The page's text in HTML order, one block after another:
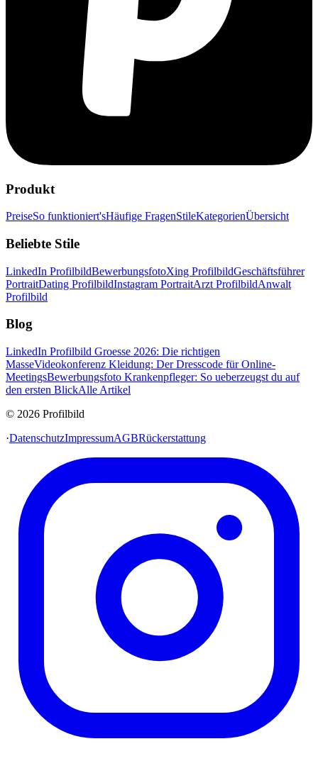
Produkt
PreiseSo funktioniert'sHäufige FragenStileKategorienÜbersicht
Beliebte Stile
LinkedIn ProfilbildBewerbungsfotoXing ProfilbildGeschäftsführer
PortraitDating ProfilbildInstagram PortraitArzt ProfilbildAnwalt
Profilbild
Blog
LinkedIn Profilbild Groesse 2026: Die richtigen
MasseVideokonferenz Kleidung: Der Dresscode für Online-
MeetingsBewerbungsfoto Krankenpfleger: So ueberzeugst du auf
den ersten BlickAlle Artikel
© 2026 Profilbild
·DatenschutzImpressumAGBRückerstattung